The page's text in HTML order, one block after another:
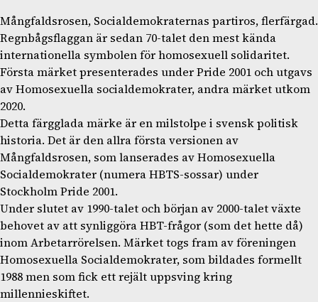
Mångfaldsrosen, Socialdemokraternas partiros, flerfärgad.
Regnbågsflaggan är sedan 70-talet den mest kända
internationella symbolen för homosexuell solidaritet.
Första märket presenterades under Pride 2001 och utgavs
av Homosexuella socialdemokrater, andra märket utkom
2020.
Detta färgglada märke är en milstolpe i svensk politisk
historia. Det är den allra första versionen av
Mångfaldsrosen, som lanserades av Homosexuella
Socialdemokrater (numera HBTS-sossar) under
Stockholm Pride 2001.
Under slutet av 1990-talet och början av 2000-talet växte
behovet av att synliggöra HBT-frågor (som det hette då)
inom Arbetarrörelsen. Märket togs fram av föreningen
Homosexuella Socialdemokrater, som bildades formellt
1988 men som fick ett rejält uppsving kring
millennieskiftet.